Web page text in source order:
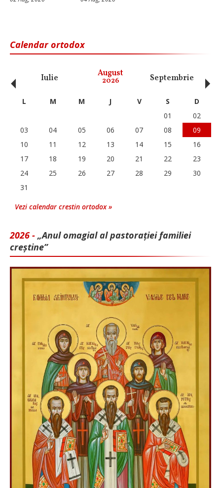
Calendar ortodox
Iulie August
2026 Septembrie
‹ L M M J V S
D
01
02
03
04 05 06 07 08
09
10
11 12 13 14 15
16
17
18 19 20 21 22
23
24
25 26 27 28 29
30
31
Vezi calendar crestin ortodox »
2026 - „Anul omagial al pastorației familiei
creștine”